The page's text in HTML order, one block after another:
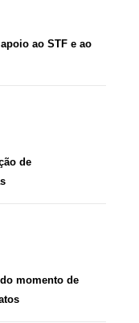
ao STF e ao
de
momento de